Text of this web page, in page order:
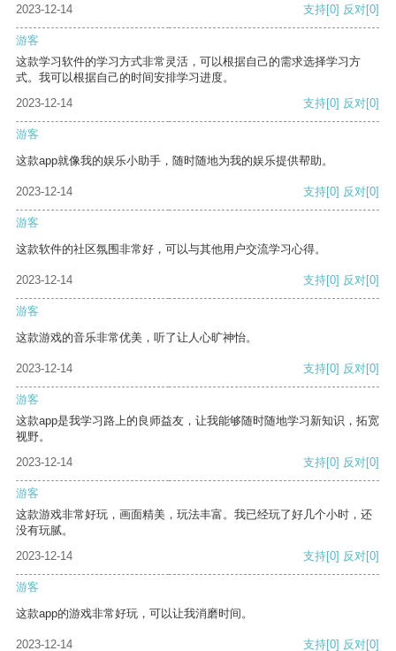
2023-12-14 支持[0] 反对[0]
游客
这款学习软件的学习方式非常灵活，可以根据自己的需求选择学习方
式。我可以根据自己的时间安排学习进度。
2023-12-14
支持[0] 反对[0]
游客
这款app就像我的娱乐小助手，随时随地为我的娱乐提供帮助。
2023-12-14 支持[0] 反对[0]
游客
这款软件的社区氛围非常好，可以与其他用户交流学习心得。
2023-12-14 支持[0] 反对[0]
游客
这款游戏的音乐非常优美，听了让人心旷神怡。
2023-12-14 支持[0] 反对[0]
游客
这款app是我学习路上的良师益友，让我能够随时随地学习新知识，拓宽
视野。
2023-12-14
支持[0] 反对[0]
游客
这款游戏非常好玩，画面精美，玩法丰富。我已经玩了好几个小时，还
没有玩腻。
2023-12-14
支持[0] 反对[0]
游客
这款app的游戏非常好玩，可以让我消磨时间。
2023-12-14 支持[0] 反对[0]